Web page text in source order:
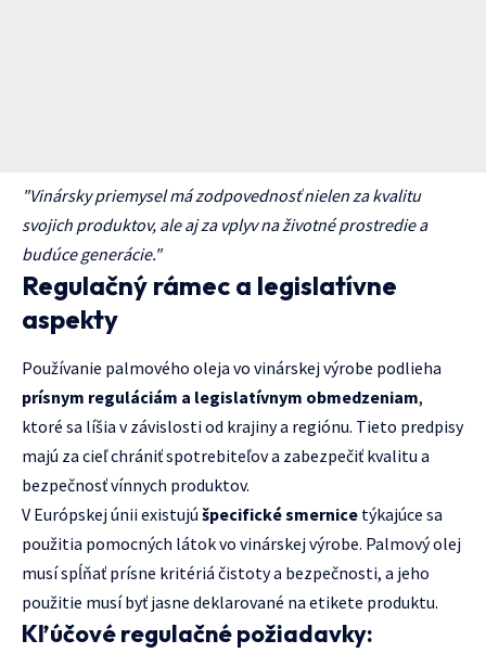
"Vinársky priemysel má zodpovednosť nielen za kvalitu
svojich produktov, ale aj za vplyv na životné prostredie a
budúce generácie."
Regulačný rámec a legislatívne
aspekty
Používanie palmového oleja vo vinárskej výrobe podlieha
prísnym reguláciám a legislatívnym obmedzeniam,
ktoré sa líšia v závislosti od krajiny a regiónu. Tieto predpisy
majú za cieľ chrániť spotrebiteľov a zabezpečiť kvalitu a
bezpečnosť vínnych produktov.
V Európskej únii existujú špecifické smernice týkajúce sa
použitia pomocných látok vo vinárskej výrobe. Palmový olej
musí spĺňať prísne kritériá čistoty a bezpečnosti, a jeho
použitie musí byť jasne deklarované na etikete produktu.
Kľúčové regulačné požiadavky: